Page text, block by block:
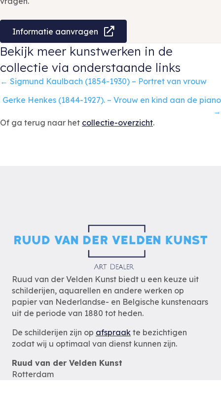
Informatie aanvragen
Bekijk meer kunstwerken in de
collectie via onderstaande links
Posts
navigation
← Sigmund Kaulbach (1854-1930) – Portret van vrouw
Gerke Henkes (1844-1927). – Vrouw en kind aan de piano
→
Of ga terug naar het collectie-overzicht.
Ruud van der Velden Kunst biedt u een keuze uit
schilderijen, aquarellen en andere werken op
papier van Nederlandse- en Belgische kunstenaars
uit de periode van 1880 tot heden.
De schilderijen zijn op afspraak te bezichtigen
zodat wij u optimaal van dienst kunnen zijn.
Ruud van der Velden Kunst
Rotterdam